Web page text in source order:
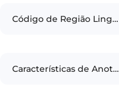
Código de Região Linguística
Características de Anotação